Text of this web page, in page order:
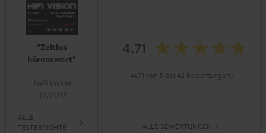
"Zeitlos
hörenswert"
HiFi Vision
12/2017
ALLE
TESTBERICHTE
4.71
(4.71 von 5 bei 42 Bewertungen)
ALLE BEWERTUNGEN